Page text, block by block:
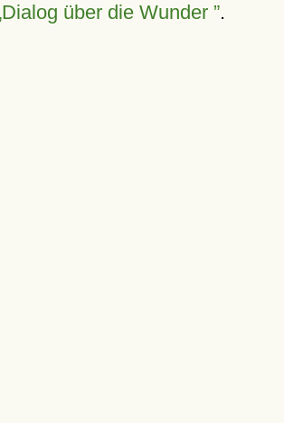
Dialog über die Wunder .